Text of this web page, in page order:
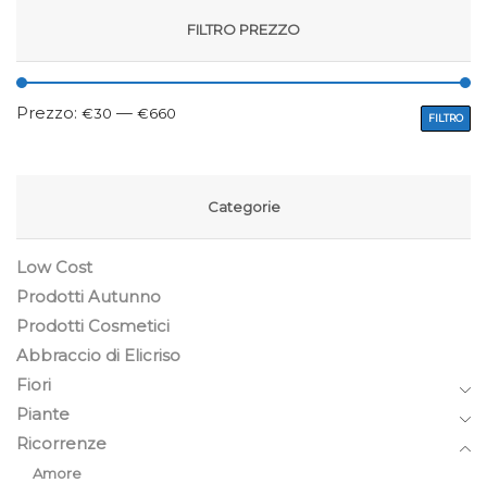
FILTRO PREZZO
FILTRO
Prezzo: €30 — €660
Categorie
Low Cost
Prodotti Autunno
Prodotti Cosmetici
Abbraccio di Elicriso
Fiori
Piante
Ricorrenze
Amore